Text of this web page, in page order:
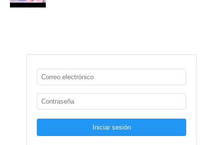
Iniciar sesión